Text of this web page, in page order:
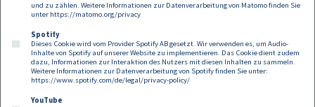
Footer
Kontakt Datenschutz
Impressum
Compliance
Cookies
und zu zählen. Weitere Informationen zur Datenverarbeitung von Matomo finden Sie
unter https://matomo.org/privacy
Spotify
Dieses Cookie wird vom Provider Spotify AB gesetzt. Wir verwenden es, um Audio-
Inhalte von Spotify auf unserer Website zu implementieren. Das Cookie dient zudem
dazu, Informationen zur Interaktion des Nutzers mit diesen Inhalten zu sammeln.
Weitere Informationen zur Datenverarbeitung von Spotify finden Sie unter:
https://www.spotify.com/de/legal/privacy-policy/
YouTube